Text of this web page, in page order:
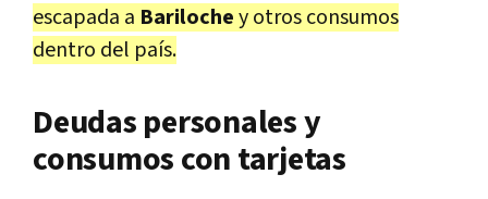
escapada a Barilochey otros consumos
dentro del país.
Deudas personales y
consumos con tarjetas